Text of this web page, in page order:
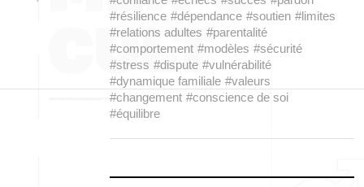
#résilience #dépendance #soutien #limites
#relations adultes #parentalité
#comportement #modèles #sécurité
#stress #dispute #vulnérabilité
#dynamique familiale #valeurs
#changement #conscience de soi
#équilibre